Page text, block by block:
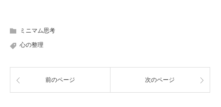
ミニマム思考
心の整理
前のページ 次のページ